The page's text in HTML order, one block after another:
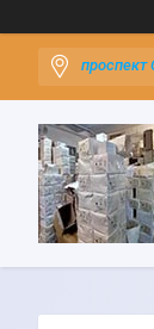
проспект